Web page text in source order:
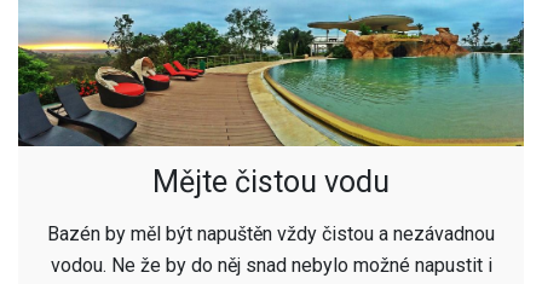
Mějte čistou vodu
Bazén by měl být napuštěn vždy čistou a nezávadnou
vodou. Ne že by do něj snad nebylo možné napustit i